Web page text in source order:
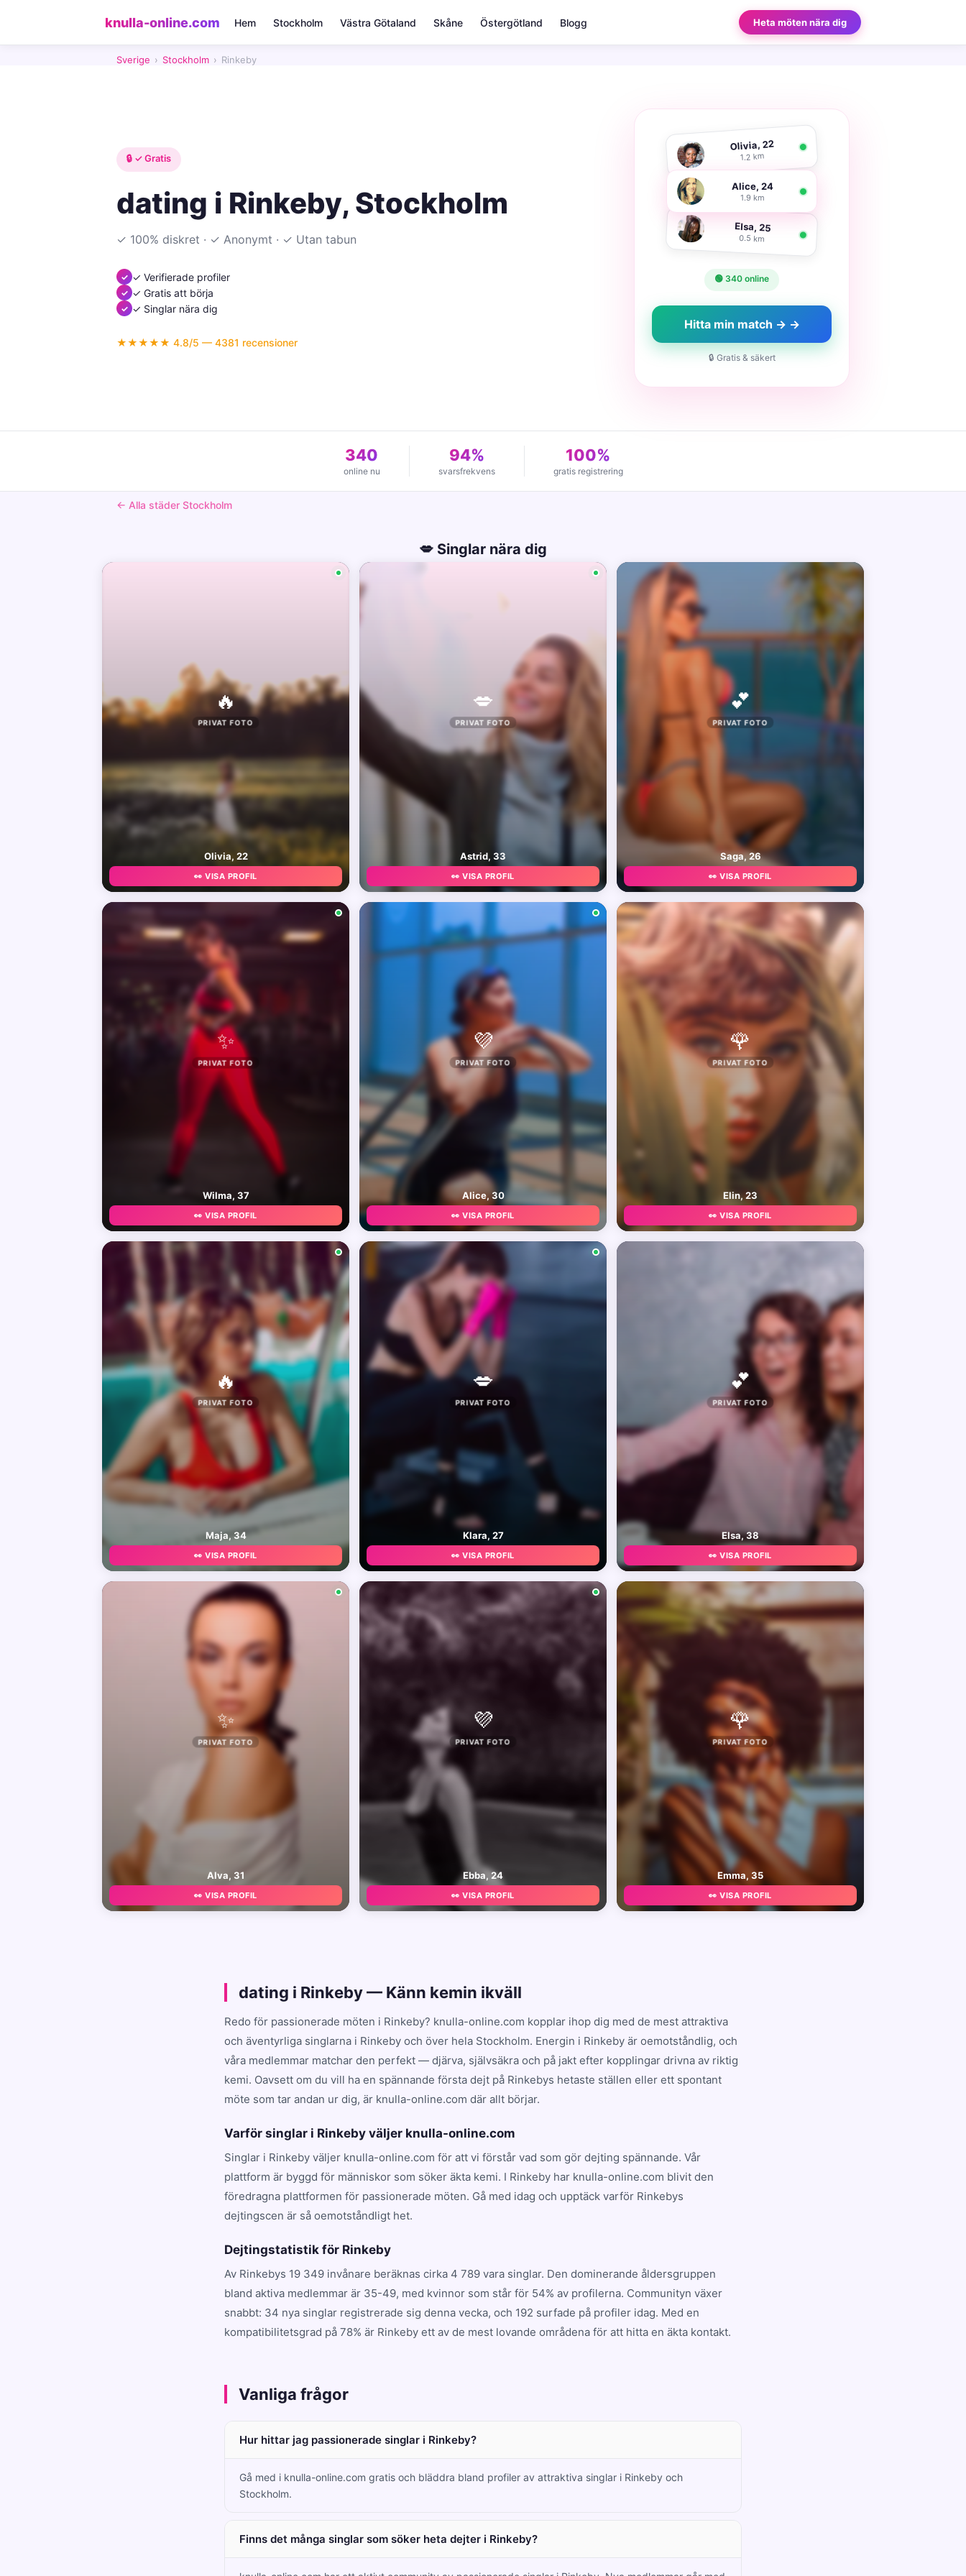
knulla-online.com Hem Stockholm Västra Götaland Skåne Östergötland Blogg Heta möten nära dig
Sverige › Stockholm › Rinkeby
🔒 ✓ Gratis
dating i Rinkeby, Stockholm
✓ 100% diskret · ✓ Anonymt · ✓ Utan tabun
✓ Verifierade profiler
✓ Gratis att börja
✓ Singlar nära dig
★★★★★ 4.8/5 — 4381 recensioner
Olivia, 22
1.2 km
Alice, 24
1.9 km
Elsa, 25
0.5 km
🟢 340 online
Hitta min match → →
🔒 Gratis & säkert
340
online nu
94%
svarsfrekvens
100%
gratis registrering
← Alla städer Stockholm
💋 Singlar nära dig
🔥
PRIVAT FOTO
Olivia, 22
👀 VISA PROFIL
💋
PRIVAT FOTO
Astrid, 33
👀 VISA PROFIL
💕
PRIVAT FOTO
Saga, 26
👀 VISA PROFIL
✨
PRIVAT FOTO
Wilma, 37
👀 VISA PROFIL
💜
PRIVAT FOTO
Alice, 30
👀 VISA PROFIL
🌹
PRIVAT FOTO
Elin, 23
👀 VISA PROFIL
🔥
PRIVAT FOTO
Maja, 34
👀 VISA PROFIL
💋
PRIVAT FOTO
Klara, 27
👀 VISA PROFIL
💕
PRIVAT FOTO
Elsa, 38
👀 VISA PROFIL
✨
PRIVAT FOTO
Alva, 31
👀 VISA PROFIL
💜
PRIVAT FOTO
Ebba, 24
👀 VISA PROFIL
🌹
PRIVAT FOTO
Emma, 35
👀 VISA PROFIL
dating i Rinkeby — Känn kemin ikväll
Redo för passionerade möten i Rinkeby? knulla-online.com kopplar ihop dig med de mest attraktiva
och äventyrliga singlarna i Rinkeby och över hela Stockholm. Energin i Rinkeby är oemotståndlig, och
våra medlemmar matchar den perfekt — djärva, självsäkra och på jakt efter kopplingar drivna av riktig
kemi. Oavsett om du vill ha en spännande första dejt på Rinkebys hetaste ställen eller ett spontant
möte som tar andan ur dig, är knulla-online.com där allt börjar.
Varför singlar i Rinkeby väljer knulla-online.com
Singlar i Rinkeby väljer knulla-online.com för att vi förstår vad som gör dejting spännande. Vår
plattform är byggd för människor som söker äkta kemi. I Rinkeby har knulla-online.com blivit den
föredragna plattformen för passionerade möten. Gå med idag och upptäck varför Rinkebys
dejtingscen är så oemotståndligt het.
Dejtingstatistik för Rinkeby
Av Rinkebys 19 349 invånare beräknas cirka 4 789 vara singlar. Den dominerande åldersgruppen
bland aktiva medlemmar är 35-49, med kvinnor som står för 54% av profilerna. Communityn växer
snabbt: 34 nya singlar registrerade sig denna vecka, och 192 surfade på profiler idag. Med en
kompatibilitetsgrad på 78% är Rinkeby ett av de mest lovande områdena för att hitta en äkta kontakt.
Vanliga frågor
Hur hittar jag passionerade singlar i Rinkeby?
Gå med i knulla-online.com gratis och bläddra bland profiler av attraktiva singlar i Rinkeby och
Stockholm.
Finns det många singlar som söker heta dejter i Rinkeby?